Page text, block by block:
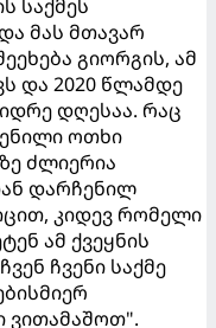
საქმეს
მას მთავარ
გიორგის, ამ
და 2020 წლამდე
დღესაა. რაც
ოთხი
ძლიერია
დარჩენილ
კიდევ რომელი
ამ ქვეყნის
ჩვენი საქმე
ვითამაშოთ".